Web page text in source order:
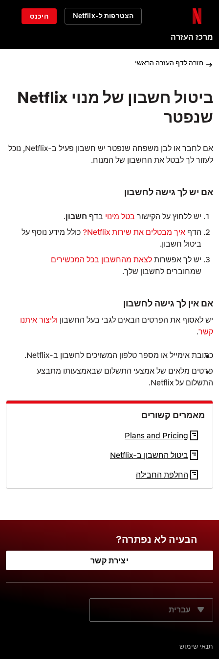
הצטרפות ל-Netflix היכנס
מרכז העזרה
חזרה לדף העזרה הראשי
ביטול חשבון של מנוי Netflix
שנפטר
אם לחבר או לבן משפחה שנפטר יש חשבון פעיל ב‑Netflix, נוכל
לעזור לך לבטל את החשבון של המנוח.
אם יש לך גישה לחשבון
יש ללחוץ על הקישור בטל מינוי בדף חשבון.
הדף איך מבטלים את שירות Netflix?
כולל מידע נוסף על
ביטול חשבון.
יש לך אפשרות לצאת מהחשבון בכל המכשירים
שמחוברים לחשבון שלך.
אם אין לך גישה לחשבון
יש לאסוף את הפרטים הבאים לגבי בעל החשבון וליצור איתנו
קשר.
כתובת אימייל או מספר טלפון המשויכים לחשבון ב‑Netflix.
פרטים מלאים של אמצעי התשלום שבאמצעותו מתבצע
התשלום על Netflix.
מאמרים קשורים
Plans and Pricing
ביטול החשבון ב‑Netflix
החלפת החבילה
הבעיה לא נפתרה?
יצירת קשר
מה שפת התצוגה הרצויה?
תנאי שימוש